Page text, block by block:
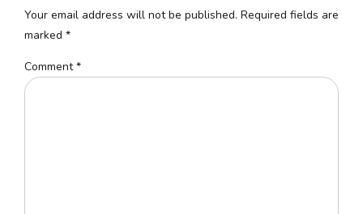
Your email address will not be published. Required fields are
marked *
Comment*